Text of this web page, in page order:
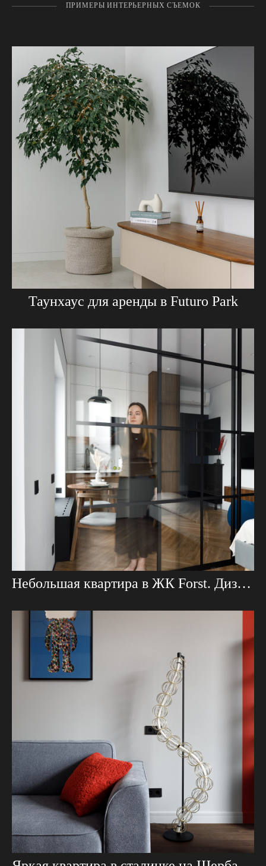
ПРИМЕРЫ ИНТЕРЬЕРНЫХ СЪЕМОК
Таунхаус для аренды в Futuro Park
Небольшая квартира в ЖК Forst. Дизайнер Ксения Смородина.